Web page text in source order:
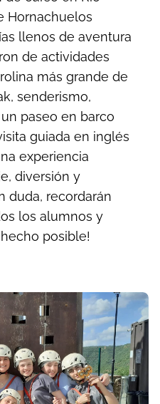
Hornachuelos
llenos de aventura
de actividades
más grande de
senderismo,
paseo en barco
guiada en inglés
experiencia
diversión y
duda, recordarán
los alumnos y
posible!